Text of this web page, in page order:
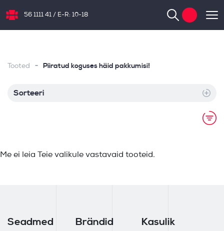
NB.ee
56 1111 41 / E-R: 10-18
Tooted - Piiratud koguses häid pakkumisi!
Sorteeri
Me ei leia Teie valikule vastavaid tooteid.
Seadmed Brändid Kasulik